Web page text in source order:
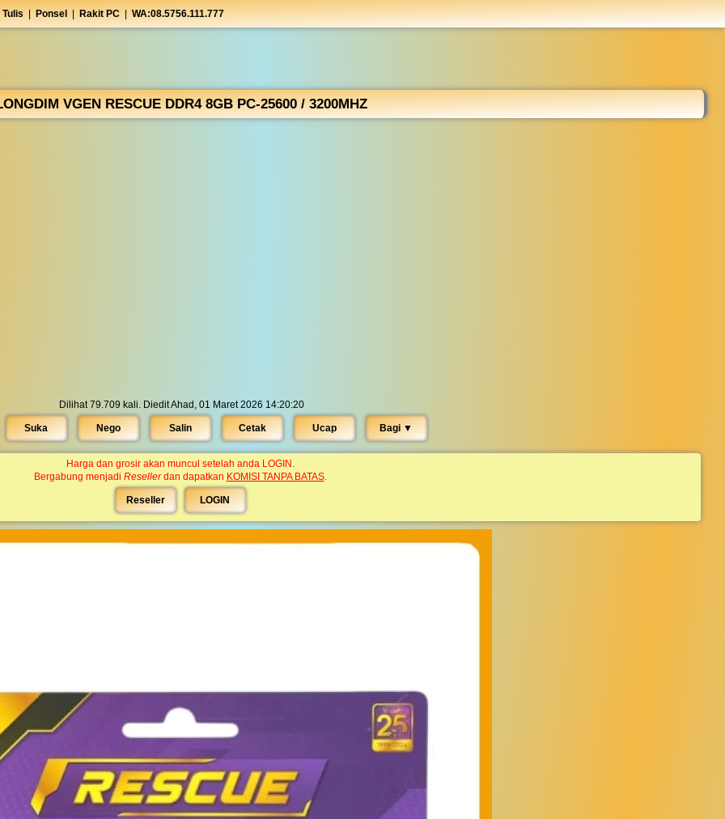
Ponsel Rakit PC WA:08.5756.111.777
VGEN RESCUE DDR4 8GB PC-25600 / 3200MHZ
Dilihat 79.709 kali. Diedit Ahad, 01 Maret 2026 14:20:20
Suka Nego Salin Cetak Ucap Bagi ▼︎
Harga dan grosir akan muncul setelah anda LOGIN.
Bergabung menjadi Resellerdan dapatkan KOMISI TANPA BATAS.
Reseller LOGIN